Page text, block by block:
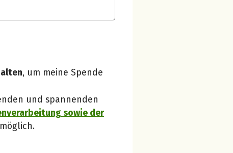
, um meine Spende
und spannenden
sowie der